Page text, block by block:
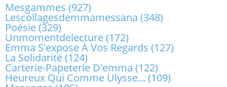
Mesgammes (927)
Lescollagesdemmamessana (348)
Poésie(329)
Unmomentdelecture(172)
Emma S'expose À Vos Regards (127)
La Solidarité(124)
Carterie-Papeterie D'emma (122)
Heureux Qui Comme Ulysse... (109)